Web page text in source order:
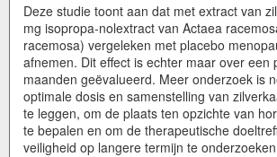
Deze studie toont aan dat met extract van
mg isopropa-nolextract van Actaea
racemosa) vergeleken met placebo
afnemen. Dit effect is echter maar over een
maanden geëvalueerd. Meer onderzoek is
optimale dosis en samenstelling van
te leggen, om de plaats ten opzichte van
te bepalen en om de therapeutische
veiligheid op langere termijn te